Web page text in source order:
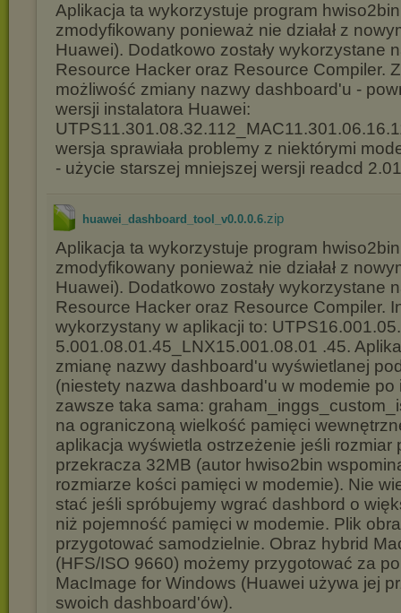
Aplikacja ta wykorzystuje program
zmodyfikowany ponieważ nie działał z
Huawei). Dodatkowo zostały wykorzystane
Resource Hacker oraz Resource Compiler.
możliwość zmiany nazwy dashboard'u -
wersji instalatora Huawei:
wersja sprawiała problemy z niektórymi
- użycie starszej mniejszej wersji readcd 2.01
huawei_dashboard_tool_v0.0.0.6.zip
Aplikacja ta wykorzystuje program
zmodyfikowany ponieważ nie działał z
Huawei). Dodatkowo zostały wykorzystane
Resource Hacker oraz Resource Compiler.
wykorzystany w aplikacji to:
5.001.08.01.45_LNX15.001.08.01 .45.
zmianę nazwy dashboard'u wyświetlanej
(niestety nazwa dashboard'u w modemie po
zawsze taka sama:
na ograniczoną wielkość pamięci
aplikacja wyświetla ostrzeżenie jeśli rozmiar
przekracza 32MB (autor hwiso2bin
rozmiarze kości pamięci w modemie). Nie
stać jeśli spróbujemy wgrać dashbord o
niż pojemność pamięci w modemie. Plik
przygotować samodzielnie. Obraz hybrid
(HFS/ISO 9660) możemy przygotować za
MacImage for Windows (Huawei używa jej
swoich dashboard'ów).